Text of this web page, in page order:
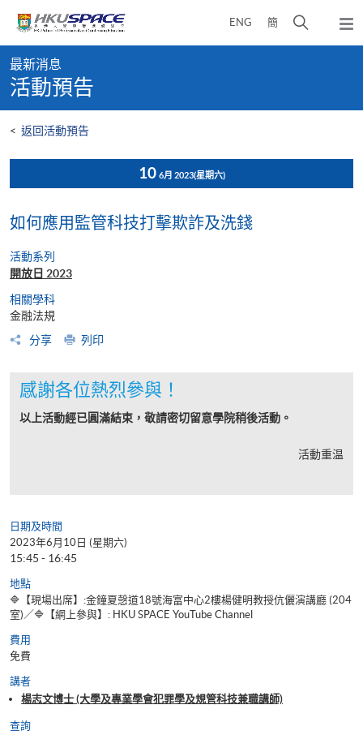
content
ENG 簡
開
彈
出
content
start
最新消息
活動預告
< 返回活動預告
10 6月 2023(星期六)
如何應用監管科技打擊欺詐及洗錢
活動系列
開放日 2023
相關學科
金融法規
分享
列印
感謝各位熱烈參與！
以上活動經已圓滿結束，敬請密切留意學院稍後活動。
活動重温
日期及時間
2023年6月10日 (星期六)
15:45 - 16:45
地點
🔷【現場出席】:金鐘夏愨道18號海富中心2樓楊健明教授伉儷演講廳 (204
室)／🔷【網上參與】: HKU SPACE YouTube Channel
費用
免費
講者
楊志文博士 (大學及專業學會犯罪學及規管科技兼職講師)
查詢